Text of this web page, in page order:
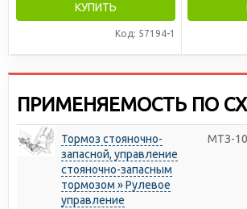
КУПИТЬ
Код: 57194-1
ПРИМЕНЯЕМОСТЬ ПО
Тормоз стояночно-
запасной, управление
стояночно-запасным
тормозом » Рулевое
управление
МТЗ-